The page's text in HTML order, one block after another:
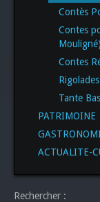
Contès
Contes
Mouligné)
Contes
Rigolades
Tante
PATRIMOINE
ACTUALITE-
Rechercher :